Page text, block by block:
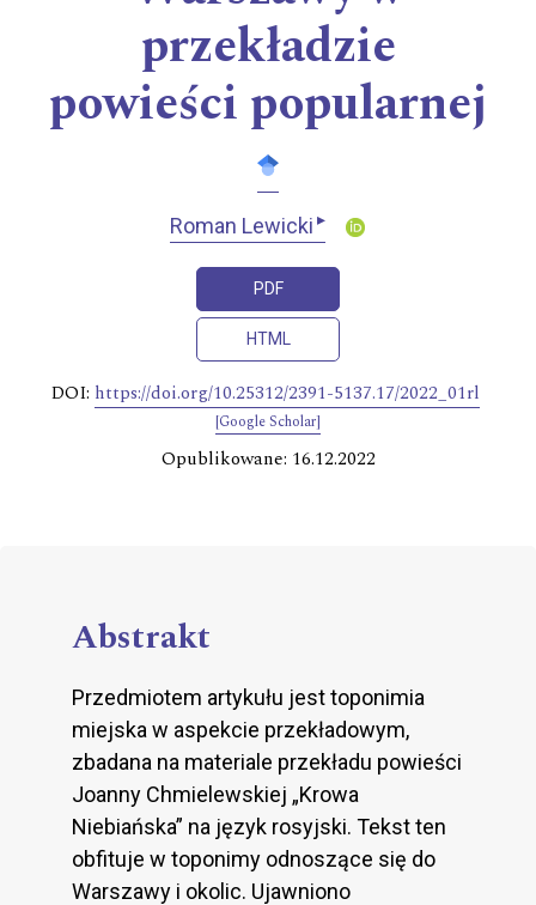
przekładzie
powieści popularnej
Roman Lewicki ▸
PDF
HTML
DOI: https://doi.org/10.25312/2391-5137.17/2022_01rl
[Google Scholar]
Opublikowane: 16.12.2022
Abstrakt
Przedmiotem artykułu jest toponimia
miejska w aspekcie przekładowym,
zbadana na materiale przekładu powieści
Joanny Chmielewskiej „Krowa
Niebiańska” na język rosyjski. Tekst ten
obfituje w toponimy odnoszące się do
Warszawy i okolic. Ujawniono